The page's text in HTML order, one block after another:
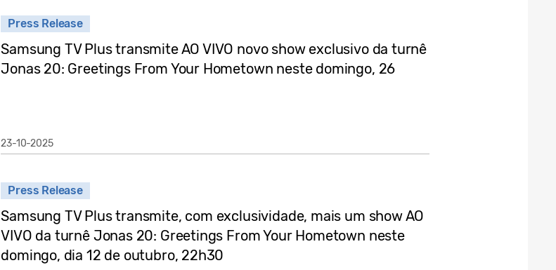
Press Release
Samsung TV Plus transmite AO VIVO novo show exclusivo da turnê
Jonas 20: Greetings From Your Hometown neste domingo, 26
23-10-2025
Press Release
Samsung TV Plus transmite, com exclusividade, mais um show AO
VIVO da turnê Jonas 20: Greetings From Your Hometown neste
domingo, dia 12 de outubro, 22h30